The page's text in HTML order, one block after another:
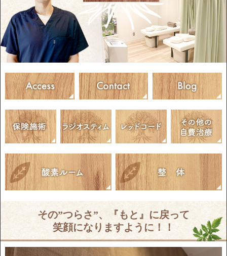
その”つらさ”、『もと』に戻って
笑顔になりますように！！